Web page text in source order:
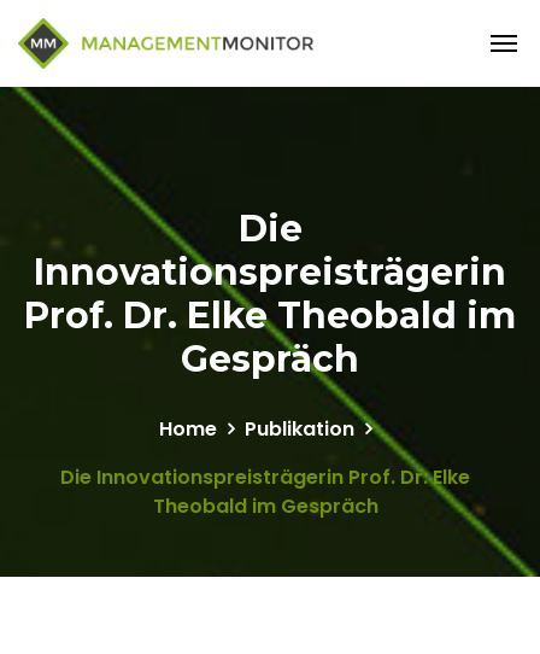
Die
Innovationspreisträgerin
Prof. Dr. Elke Theobald im
Gespräch
Home
Publikation
Die Innovationspreisträgerin Prof. Dr. Elke
Theobald im Gespräch